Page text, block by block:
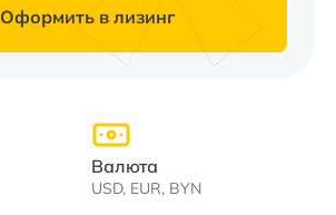
Оформить в лизинг
Валюта
USD, EUR, BYN